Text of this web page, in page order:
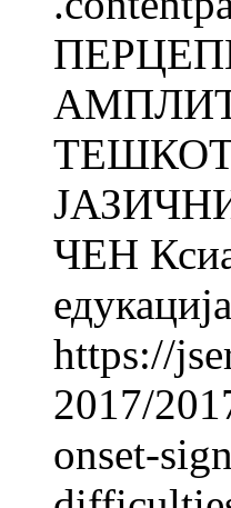
ЧЕН
https://
2017/
onset-